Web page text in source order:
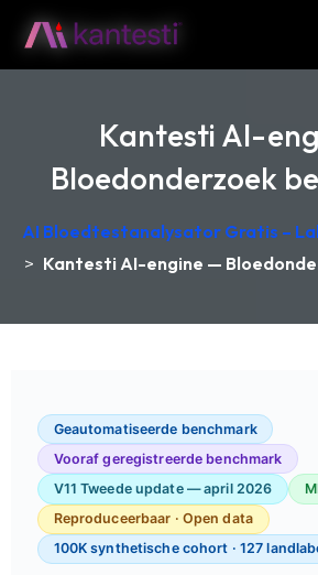
Kantesti AI-
Bloedonderzoek
AI Bloedtestanalysator Gratis –
> Kantesti AI-engine —
Geautomatiseerde benchmark
Vooraf geregistreerde benchmark
V11 Tweede update — april 2026
Reproduceerbaar · Open data
100K synthetische cohort · 127